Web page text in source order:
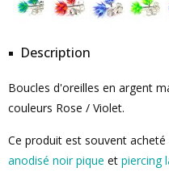
Description
Boucles d'oreilles en argent
couleurs Rose / Violet.
Ce produit est souvent acheté
anodisé noir pique et piercing